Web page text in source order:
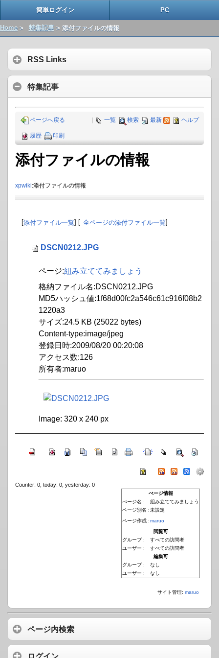
簡単ログイン PC
Home > 特集記事> 添付ファイルの情報
RSS Links
特集記事
一覧 検索 最新 ヘルプ
ページへ戻る
履歴 印刷
添付ファイルの情報
xpwiki:添付ファイルの情報
[添付ファイル一覧] [ 全ページの添付ファイル一覧]
DSCN0212.JPG
ページ:組み立ててみましょう
格納ファイル名:DSCN0212.JPG
MD5ハッシュ値:1f68d00fc2a546c61c916f08b2
1220a3
サイズ:24.5 KB (25022 bytes)
Content-type:image/jpeg
登録日時:2009/08/20 00:20:08
アクセス数:126
所有者:maruo
Image: 320 x 240 px
ぺージ情報
ぺージ名 :
組み立ててみましょう
ページ別名 :未設定
ページ作成 :maruo
閲覧可
グループ :
すべての訪問者
ユーザー :
すべての訪問者
編集可
グループ :
なし
ユーザー :
なし
Counter: 0, today: 0, yesterday: 0
サイト管理: maruo
ページ内検索
ログイン